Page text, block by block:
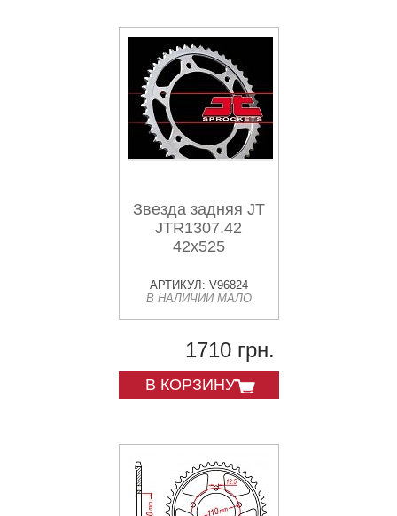
Звезда задняя JT
JTR1307.42
42x525
АРТИКУЛ: V96824
В НАЛИЧИИ МАЛО
1710 грн.
В КОРЗИНУ